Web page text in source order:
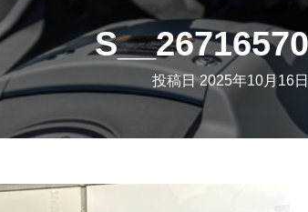
投稿日2025年10月16日